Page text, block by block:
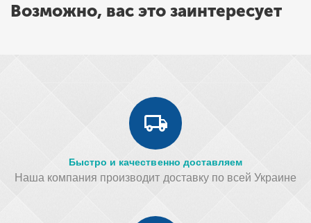
Возможно, вас это заинтересует
Быстро и качественно доставляем
Наша компания производит доставку по всей Украине